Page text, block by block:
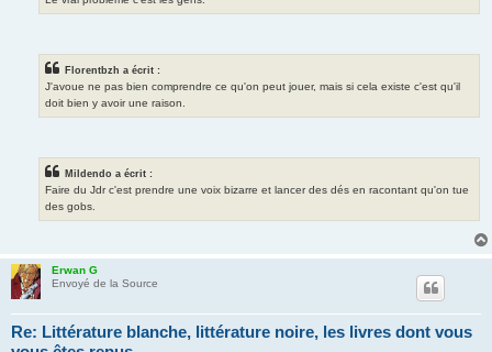
Florentbzh a écrit :
J'avoue ne pas bien comprendre ce qu'on peut jouer, mais si cela existe c'est qu'il
doit bien y avoir une raison.
Mildendo a écrit :
Faire du Jdr c'est prendre une voix bizarre et lancer des dés en racontant qu'on tue
des gobs.
Erwan G
Envoyé de la Source
Re: Littérature blanche, littérature noire, les livres dont vous